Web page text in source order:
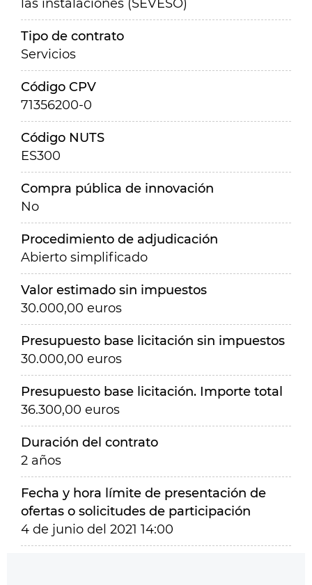
las instalaciones (SEVESO)
Tipo de contrato
Servicios
Código CPV
71356200-0
Código NUTS
ES300
Compra pública de innovación
No
Procedimiento de adjudicación
Abierto simplificado
Valor estimado sin impuestos
30.000,00 euros
Presupuesto base licitación sin impuestos
30.000,00 euros
Presupuesto base licitación. Importe total
36.300,00 euros
Duración del contrato
2 años
Fecha y hora límite de presentación de
ofertas o solicitudes de participación
4 de junio del 2021 14:00